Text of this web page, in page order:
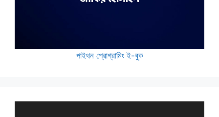
পাইথন প্রোগ্রামিং ই-বুক